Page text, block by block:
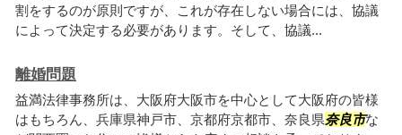
割をするのが原則ですが、これが存在しない場合には、協議
によって決定する必要があります。そして、協議...
離婚問題
益満法律事務所は、大阪府大阪市を中心として大阪府の皆様
はもちろん、兵庫県神戸市、京都府京都市、奈良県奈良市な